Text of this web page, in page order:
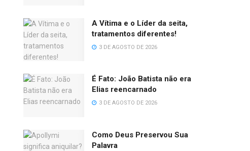
A Vítima e o Líder da seita,
tratamentos diferentes!
3 DE AGOSTO DE 2026
É Fato: João Batista não era
Elias reencarnado
3 DE AGOSTO DE 2026
Como Deus Preservou Sua
Palavra